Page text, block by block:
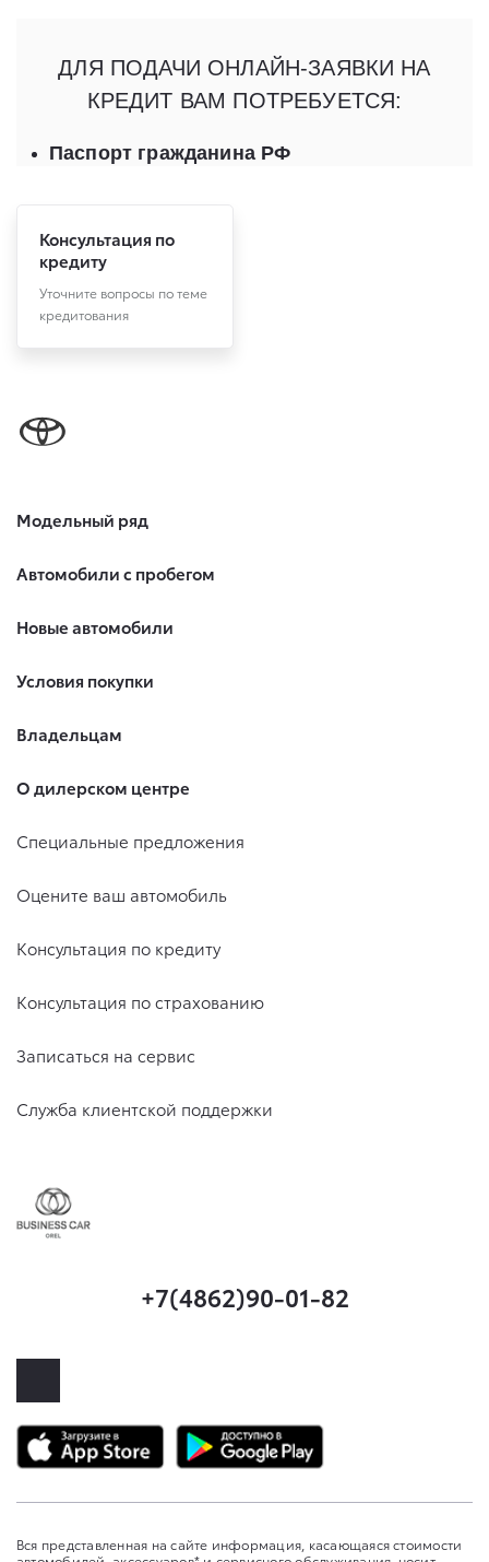
Консультация по
кредиту
Уточните вопросы по теме
кредитования
Модельный ряд
Автомобили с пробегом
Новые автомобили
Условия покупки
Владельцам
О дилерском центре
Специальные предложения
Оцените ваш автомобиль
Консультация по кредиту
Консультация по страхованию
Записаться на сервис
Служба клиентской поддержки
+7(4862)90-01-82
Вся представленная на сайте информация, касающаяся стоимости